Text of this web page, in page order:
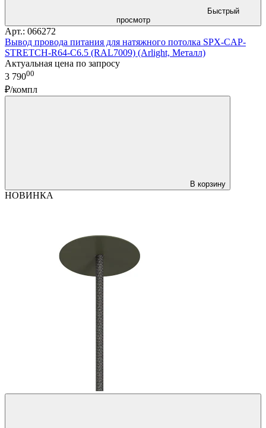
Быстрый
просмотр
Арт.: 066272
Вывод провода питания для натяжного потолка SPX-CAP-
STRETCH-R64-C6.5 (RAL7009) (Arlight, Металл)
Актуальная цена по запросу
3 79000
₽/компл
В корзину
НОВИНКА